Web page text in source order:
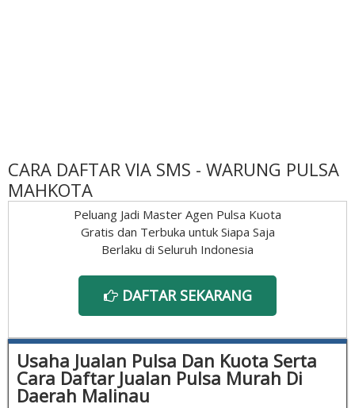
CARA DAFTAR VIA SMS - WARUNG PULSA
MAHKOTA
Peluang Jadi Master Agen Pulsa Kuota
Gratis dan Terbuka untuk Siapa Saja
Berlaku di Seluruh Indonesia
DAFTAR SEKARANG
Usaha Jualan Pulsa Dan Kuota Serta
Cara Daftar Jualan Pulsa Murah Di
Daerah Malinau